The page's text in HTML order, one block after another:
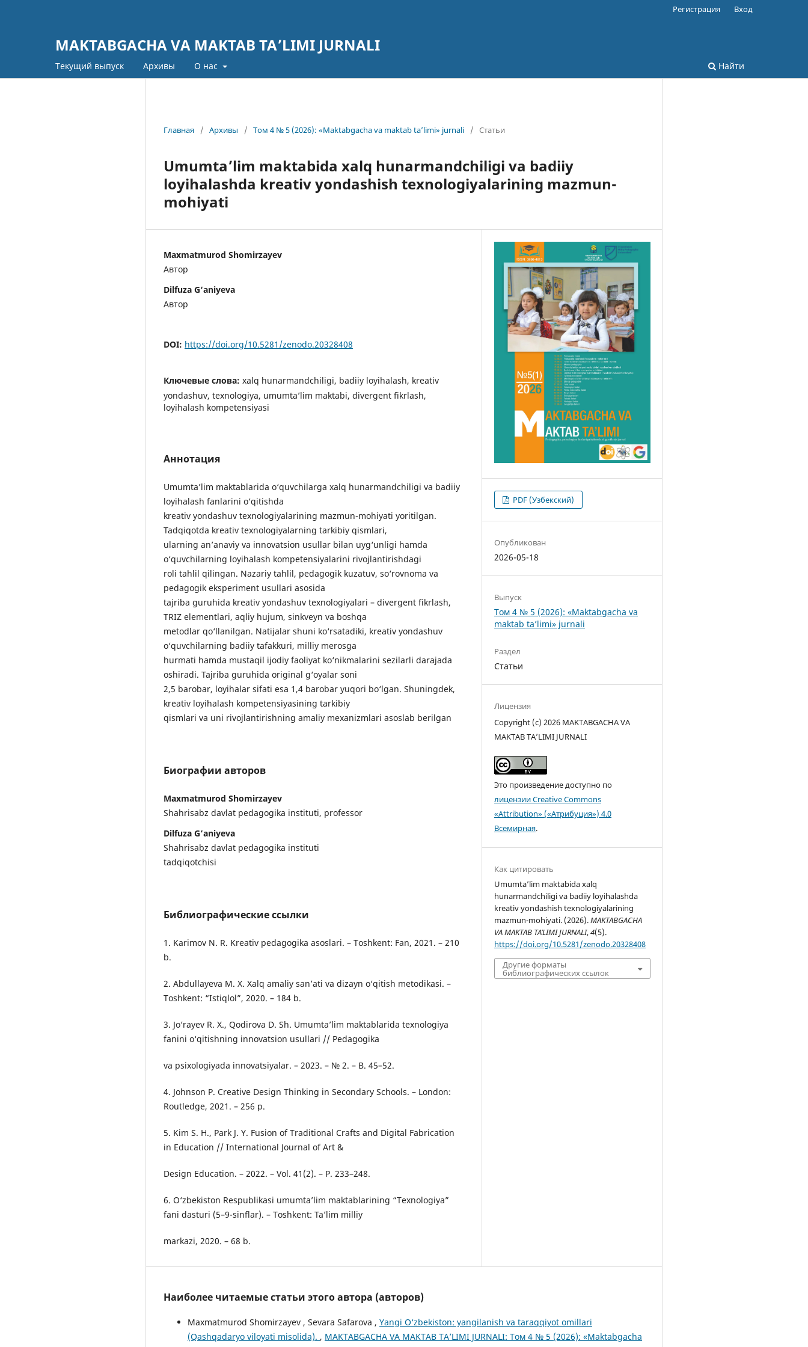
MAKTABGACHA VA MAKTAB TA’LIMI JURNALI
Текущий выпуск Архивы О нас Найти
Регистрация Вход
Главная / Архивы / Том 4 № 5 (2026): «Maktabgacha va maktab ta’limi» jurnali / Статьи
Umumta’lim maktabida xalq hunarmandchiligi va badiiy
loyihalashda kreativ yondashish texnologiyalarining mazmun-
mohiyati
Maxmatmurod Shomirzayev
Автор
Dilfuza G‘aniyeva
Автор
DOI: https://doi.org/10.5281/zenodo.20328408
Ключевые слова: xalq hunarmandchiligi, badiiy loyihalash, kreativ
yondashuv, texnologiya, umumta’lim maktabi, divergent fikrlash,
loyihalash kompetensiyasi
Аннотация
Umumta’lim maktablarida o‘quvchilarga xalq hunarmandchiligi va badiiy
loyihalash fanlarini o‘qitishda
kreativ yondashuv texnologiyalarining mazmun-mohiyati yoritilgan.
Tadqiqotda kreativ texnologiyalarning tarkibiy qismlari,
ularning an’anaviy va innovatsion usullar bilan uyg‘unligi hamda
o‘quvchilarning loyihalash kompetensiyalarini rivojlantirishdagi
roli tahlil qilingan. Nazariy tahlil, pedagogik kuzatuv, so‘rovnoma va
pedagogik eksperiment usullari asosida
tajriba guruhida kreativ yondashuv texnologiyalari – divergent fikrlash,
TRIZ elementlari, aqliy hujum, sinkveyn va boshqa
metodlar qo‘llanilgan. Natijalar shuni ko‘rsatadiki, kreativ yondashuv
o‘quvchilarning badiiy tafakkuri, milliy merosga
hurmati hamda mustaqil ijodiy faoliyat ko‘nikmalarini sezilarli darajada
oshiradi. Tajriba guruhida original g‘oyalar soni
2,5 barobar, loyihalar sifati esa 1,4 barobar yuqori bo‘lgan. Shuningdek,
kreativ loyihalash kompetensiyasining tarkibiy
qismlari va uni rivojlantirishning amaliy mexanizmlari asoslab berilgan
Биографии авторов
Maxmatmurod Shomirzayev
Shahrisabz davlat pedagogika instituti, professor
Dilfuza G‘aniyeva
Shahrisabz davlat pedagogika instituti
tadqiqotchisi
Библиографические ссылки
1. Karimov N. R. Kreativ pedagogika asoslari. – Toshkent: Fan, 2021. – 210
b.
2. Abdullayeva M. X. Xalq amaliy san’ati va dizayn o‘qitish metodikasi. –
Toshkent: “Istiqlol”, 2020. – 184 b.
3. Jo‘rayev R. X., Qodirova D. Sh. Umumta’lim maktablarida texnologiya
fanini o‘qitishning innovatsion usullari // Pedagogika
va psixologiyada innovatsiyalar. – 2023. – № 2. – B. 45–52.
4. Johnson P. Creative Design Thinking in Secondary Schools. – London:
Routledge, 2021. – 256 p.
5. Kim S. H., Park J. Y. Fusion of Traditional Crafts and Digital Fabrication
in Education // International Journal of Art &
Design Education. – 2022. – Vol. 41(2). – P. 233–248.
6. O‘zbekiston Respublikasi umumta’lim maktablarining “Texnologiya”
fani dasturi (5–9-sinflar). – Toshkent: Ta’lim milliy
markazi, 2020. – 68 b.
PDF (Узбекский)
Опубликован
2026-05-18
Выпуск
Том 4 № 5 (2026): «Maktabgacha va
maktab ta’limi» jurnali
Раздел
Статьи
Лицензия
Copyright (c) 2026 MAKTABGACHA VA
MAKTAB TA’LIMI JURNALI
Это произведение доступно по
лицензии Creative Commons
«Attribution» («Атрибуция») 4.0
Всемирная.
Как цитировать
Umumta’lim maktabida xalq
hunarmandchiligi va badiiy loyihalashda
kreativ yondashish texnologiyalarining
mazmun-mohiyati. (2026).MAKTABGACHA
VA MAKTAB TA’LIMI JURNALI,4(5).
https://doi.org/10.5281/zenodo.20328408
Другие форматы
библиографических ссылок
Наиболее читаемые статьи этого автора (авторов)
Maxmatmurod Shomirzayev , Sevara Safarova , Yangi O‘zbekiston: yangilanish va taraqqiyot omillari
(Qashqadaryo viloyati misolida). , MAKTABGACHA VA MAKTAB TA’LIMI JURNALI: Том 4 № 5 (2026): «Maktabgacha